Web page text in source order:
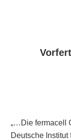
„…Die fermacell
Deutsche